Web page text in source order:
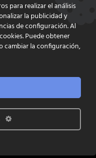
para realizar el análisis
la publicidad y
de configuración. Al
Puede obtener
cambiar la configuración,